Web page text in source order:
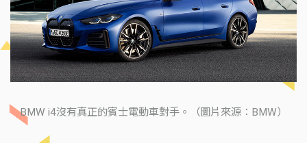
BMW i4沒有真正的賓士電動車對手。（圖片來源：BMW）